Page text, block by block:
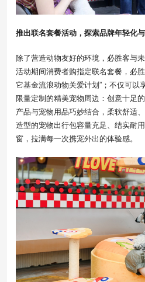
推出联名套餐活动，探索品牌年轻化
除了营造动物友好的环境，必胜客与
活动期间消费者购指定联名套餐，必
它基金流浪动物关爱计划”；不仅可以
限量定制的精美宠物周边：创意十足
产品与宠物用品巧妙结合，柔软舒适
造型的宠物出行包容量充足、结实耐
窗，拉满每一次携宠外出的体验感。